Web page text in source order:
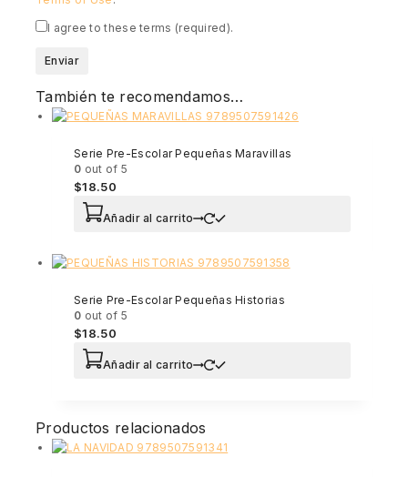
I agree to these terms (required).
También te recomendamos…
Serie Pre-Escolar Pequeñas Maravillas
0 out of 5
$18.50
Añadir al carrito
Serie Pre-Escolar Pequeñas Historias
0 out of 5
$18.50
Añadir al carrito
Productos relacionados